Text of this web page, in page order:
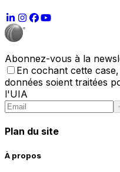
Abonnez-vous à la
En cochant cette
données soient traitées
l'UIA
Plan du site
À propos